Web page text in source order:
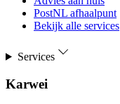
PostNL afhaalpunt
Bekijk alle services
Services
Karwei